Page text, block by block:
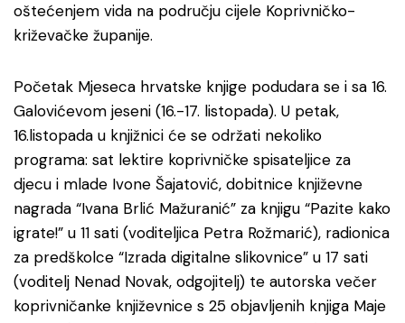
oštećenjem vida na području cijele Koprivničko-
križevačke županije.
Početak Mjeseca hrvatske knjige podudara se i sa 16.
Galovićevom jeseni (16.-17. listopada). U petak,
16.listopada u knjižnici će se održati nekoliko
programa: sat lektire koprivničke spisateljice za
djecu i mlade Ivone Šajatović, dobitnice književne
nagrada “Ivana Brlić Mažuranić” za knjigu “Pazite kako
igrate!” u 11 sati (voditeljica Petra Rožmarić), radionica
za predškolce “Izrada digitalne slikovnice” u 17 sati
(voditelj Nenad Novak, odgojitelj) te autorska večer
koprivničanke književnice s 25 objavljenih knjiga Maje